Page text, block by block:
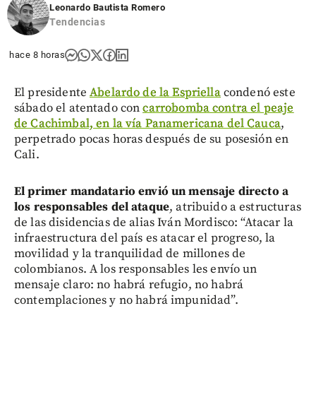
Leonardo Bautista Romero
Tendencias
hace 8 horas
El presidenteAbelardo de la Espriellacondenó este
sábado el atentado concarrobomba contra el peaje
de Cachimbal, en la vía Panamericana del Cauca,
perpetrado pocas horas después de su posesión en
Cali.
El primer mandatario envió un mensaje directo a
los responsables del ataque, atribuido a estructuras
de las disidencias de alias Iván Mordisco: “Atacar la
infraestructura del país es atacar el progreso, la
movilidad y la tranquilidad de millones de
colombianos. A los responsables les envío un
mensaje claro: no habrá refugio, no habrá
contemplaciones y no habrá impunidad”.